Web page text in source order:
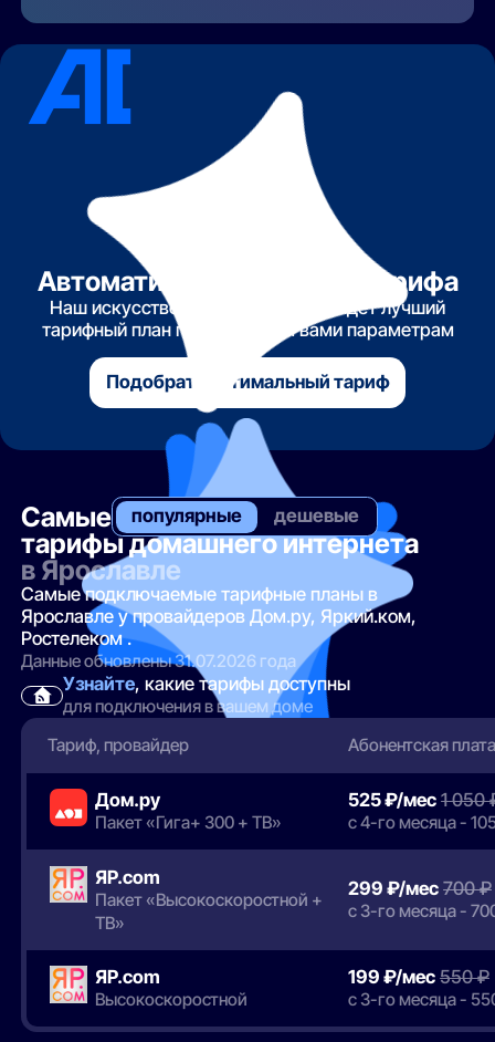
Автоматический подбор тарифа
Наш искусственный интеллект найдет лучший
тарифный план по указанным вами параметрам
Подобрать оптимальный тариф
Самые популярные дешевые
тарифы домашнего интернета
в Ярославле
Самые подключаемые тарифные планы в
Ярославле у провайдеров Дом.ру, Яркий.ком,
Ростелеком .
Данные обновлены 31.07.2026 года
Узнайте, какие тарифы доступны
для подключения в вашем доме
Тариф, провайдер
Абонентская
Дом.ру
Пакет «Гига+ 300 + ТВ»
525 ₽/мес 1 050
с 4-го месяца -
ЯР.com
Пакет «Высокоскоростной +
ТВ»
299 ₽/мес 700 ₽
с 3-го месяца -
ЯР.com
Высокоскоростной
199 ₽/мес 550 ₽
с 3-го месяца -